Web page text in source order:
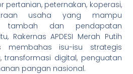
pertanian, peternakan, koperasi,
usaha yang mampu
tambah dan pendapatan
Rakernas APDESI Merah Putih
membahas isu-isu strategis
transformasi digital, penguatan
pangan nasional.